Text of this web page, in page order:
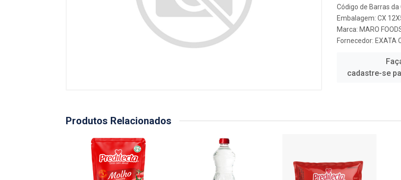
Código de Barras
Embalagem: CX
Marca: MARO
Fornecedor: EXATA
cadastre-se
Produtos Relacionados